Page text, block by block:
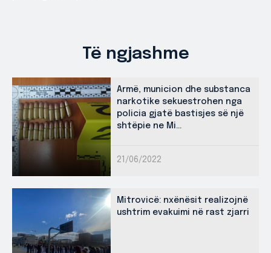
Të ngjashme
Armë, municion dhe substanca
narkotike sekuestrohen nga
policia gjatë bastisjes së një
shtëpie ne Mi...
21/06/2022
Mitrovicë: nxënësit realizojnë
ushtrim evakuimi në rast zjarri